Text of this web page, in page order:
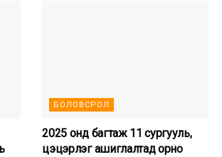
БОЛОВСРОЛ
2025 онд багтаж 11 сургууль,
цэцэрлэг ашиглалтад орно